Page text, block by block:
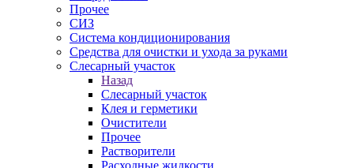
Прочее
СИЗ
Система кондиционирования
Средства для очистки и ухода за руками
Слесарный участок
Назад
Слесарный участок
Клея и герметики
Очистители
Прочее
Растворители
Расходные жидкости